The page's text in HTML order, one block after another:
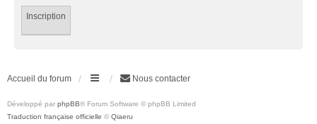
Inscription
Accueil du forum Nous contacter
Développé par phpBB® Forum Software © phpBB Limited
Traduction française officielle © Qiaeru